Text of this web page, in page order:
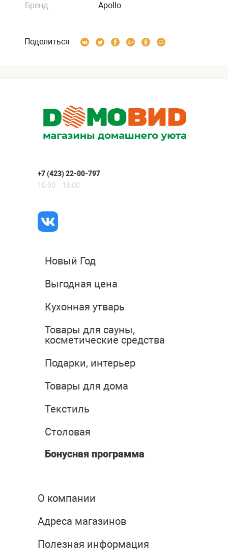
Бренд
Apollo
Поделиться
+7 (423) 22-00-797
10:00 – 18:00
Новый Год
Выгодная цена
Кухонная утварь
Товары для сауны,
косметические средства
Подарки, интерьер
Товары для дома
Текстиль
Столовая
Бонусная программа
О компании
Адреса магазинов
Полезная информация